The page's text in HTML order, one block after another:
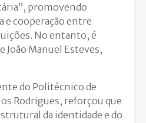
promovendo
e cooperação entre
No entanto, é
João Manuel Esteves,
do Politécnico de
Rodrigues, reforçou que
da identidade e do